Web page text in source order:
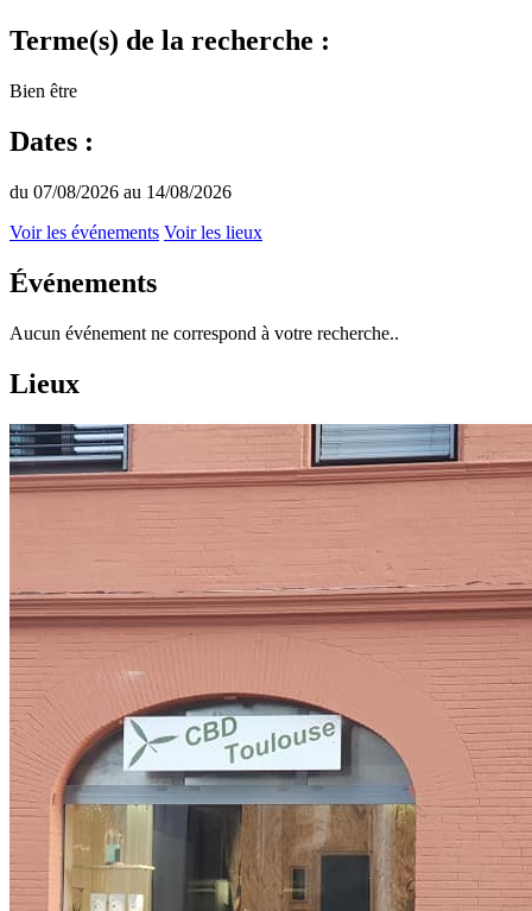
Terme(s) de la recherche :
Bien être
Dates :
du 07/08/2026 au 14/08/2026
Voir les événements Voir les lieux
Événements
Aucun événement ne correspond à votre recherche..
Lieux